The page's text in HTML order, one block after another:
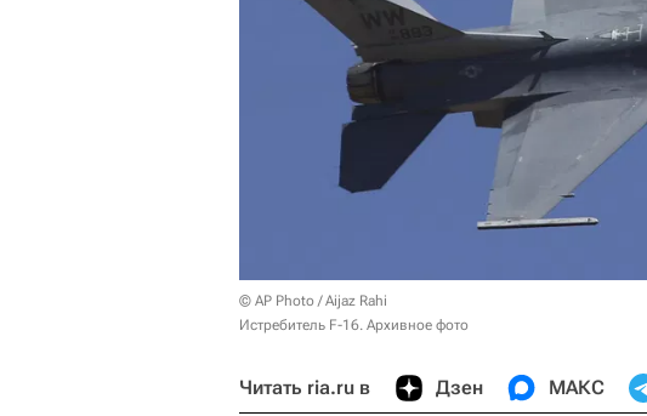
© AP Photo / Aijaz Rahi
Истребитель F-16. Архивное фото
Читать ria.ru в Дзен МАКС